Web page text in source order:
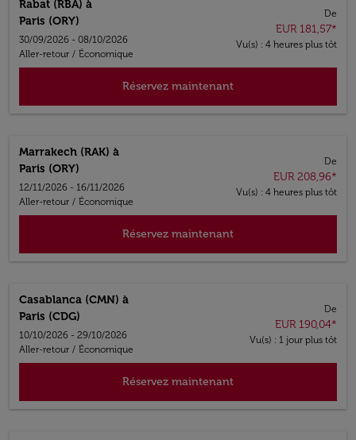
Rabat (RBA) à
Paris (ORY)
30/09/2026 - 08/10/2026
Aller-retour / Économique
De
EUR 181,57*
Vu(s) : 4 heures plus tôt
Réservez maintenant
Marrakech (RAK) à
Paris (ORY)
12/11/2026 - 16/11/2026
Aller-retour / Économique
De
EUR 208,96*
Vu(s) : 4 heures plus tôt
Réservez maintenant
Casablanca (CMN) à
Paris (CDG)
10/10/2026 - 29/10/2026
Aller-retour / Économique
De
EUR 190,04*
Vu(s) : 1 jour plus tôt
Réservez maintenant